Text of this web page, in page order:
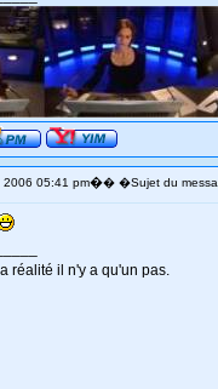
2006 05:41 pm�� �Sujet du
réalité il n'y a qu'un pas.